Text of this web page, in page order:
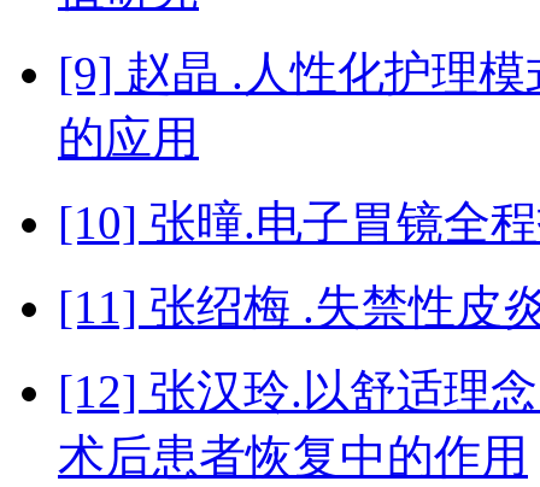
[9] 赵晶 .人性化护理
的应用
[10] 张曈.电子胃镜全
[11] 张绍梅 .失禁性皮
[12] 张汉玲.以舒适理
术后患者恢复中的作用